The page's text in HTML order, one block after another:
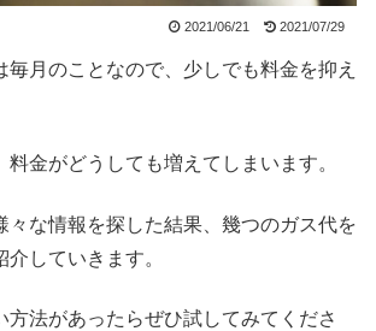
2021/06/21 2021/07/29
毎月のことなので、少しでも料金を抑え
金がどうしても増えてしまいます。
々な情報を探した結果、幾つのガス代を
していきます。
方法があったらぜひ試してみてくださ